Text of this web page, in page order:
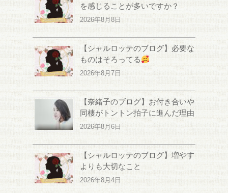
を感じることが多いですか？
2026年8月8日
【シャルロッテのブログ】必要な
ものはそろってる
2026年8月7日
【奈緒子のブログ】お付き合いや
同棲がトントン拍子に進んだ理由
2026年8月6日
【シャルロッテのブログ】増やす
よりも大切なこと
2026年8月4日